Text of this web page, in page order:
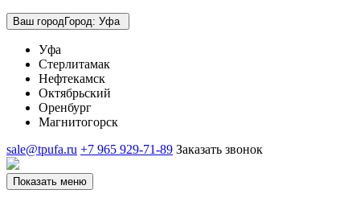
Ваш городГород: Уфа
Уфа
Стерлитамак
Нефтекамск
Октябрьский
Оренбург
Магнитогорск
sale@tpufa.ru +7 965 929-71-89 Заказать звонок
Показать меню